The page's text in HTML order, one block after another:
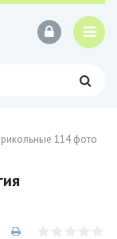
114 фото